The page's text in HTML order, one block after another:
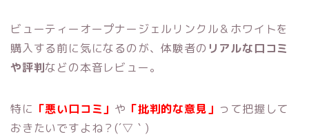
ビューティーオープナージェルリンクル＆ホワイトを
購入する前に気になるのが、体験者の リアルな口コミ
や評判などの本音レビュー。
特に 「悪い口コミ」 や 「批判的な意見」 って把握して
おきたいですよね？(´▽｀)